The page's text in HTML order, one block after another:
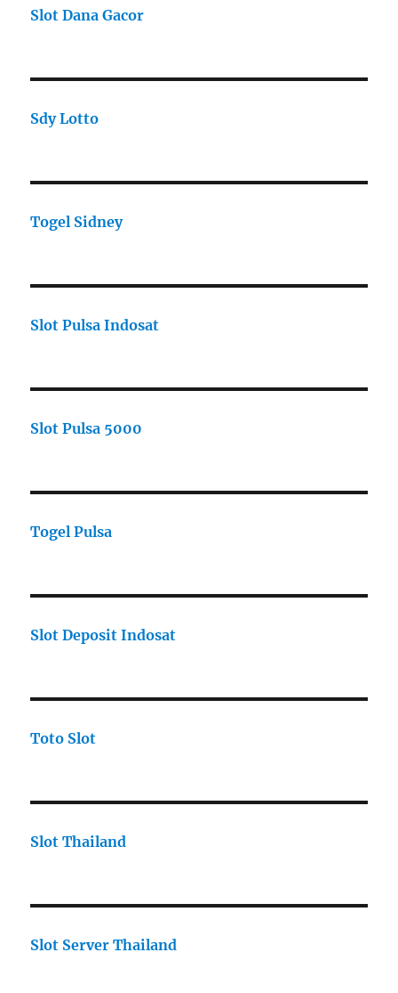
Slot Dana Gacor
Sdy Lotto
Togel Sidney
Slot Pulsa Indosat
Slot Pulsa 5000
Togel Pulsa
Slot Deposit Indosat
Toto Slot
Slot Thailand
Slot Server Thailand